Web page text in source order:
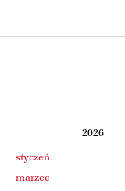
2026
styczeń
marzec